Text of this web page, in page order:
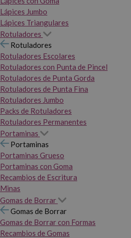
Lápices Jumbo
Lápices Triangulares
Rotuladores
Rotuladores
Rotuladores Escolares
Rotuladores con Punta de Pincel
Rotuladores de Punta Gorda
Rotuladores de Punta Fina
Rotuladores Jumbo
Packs de Rotuladores
Rotuladores Permanentes
Portaminas
Portaminas
Portaminas Grueso
Portaminas con Goma
Recambios de Escritura
Minas
Gomas de Borrar
Gomas de Borrar
Gomas de Borrar con Formas
Recambios de Gomas